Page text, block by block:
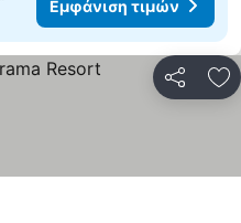
Εμφάνιση τιμών